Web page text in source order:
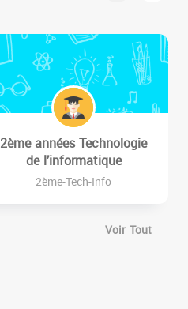
2ème années Technologie
de l’informatique
2ème-Tech-Info
Voir Tout